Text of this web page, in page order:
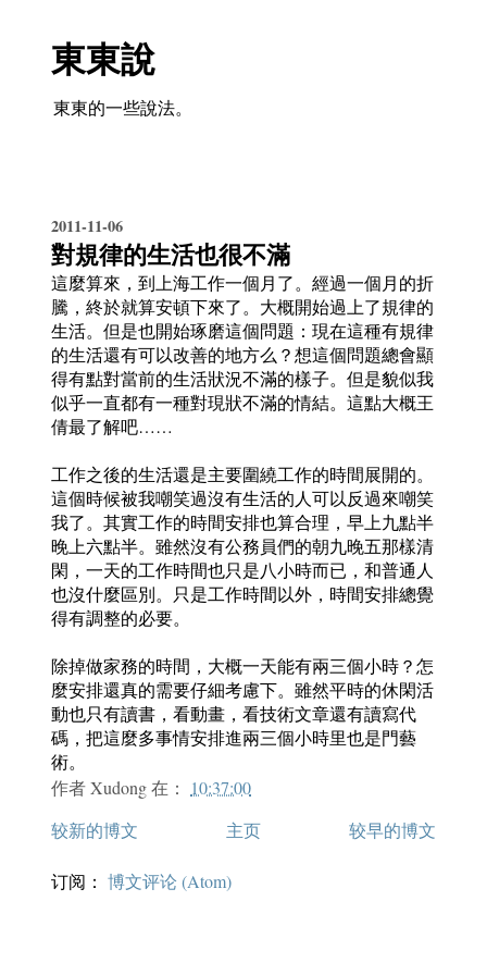
東東說
東東的一些說法。
2011-11-06
對規律的生活也很不滿
這麼算來，到上海工作一個月了。經過一個月的折
騰，終於就算安頓下來了。大概開始過上了規律的
生活。但是也開始琢磨這個問題：現在這種有規律
的生活還有可以改善的地方么？想這個問題總會顯
得有點對當前的生活狀況不滿的樣子。但是貌似我
似乎一直都有一種對現狀不滿的情結。這點大概王
倩最了解吧……
工作之後的生活還是主要圍繞工作的時間展開的。
這個時候被我嘲笑過沒有生活的人可以反過來嘲笑
我了。其實工作的時間安排也算合理，早上九點半
晚上六點半。雖然沒有公務員們的朝九晚五那樣清
閑，一天的工作時間也只是八小時而已，和普通人
也沒什麼區別。只是工作時間以外，時間安排總覺
得有調整的必要。
除掉做家務的時間，大概一天能有兩三個小時？怎
麼安排還真的需要仔細考慮下。雖然平時的休閑活
動也只有讀書，看動畫，看技術文章還有讀寫代
碼，把這麼多事情安排進兩三個小時里也是門藝
術。
作者Xudong在： 10:37:00
较新的博文
较早的博文
主页
订阅： 博文评论 (Atom)